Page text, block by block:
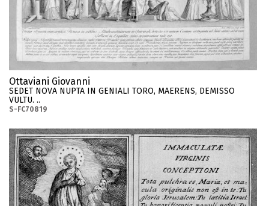
Ottaviani Giovanni
SEDET NOVA NUPTA IN GENIALI TORO, MAERENS, DEMISSO
VULTU. ..
S-FC70819